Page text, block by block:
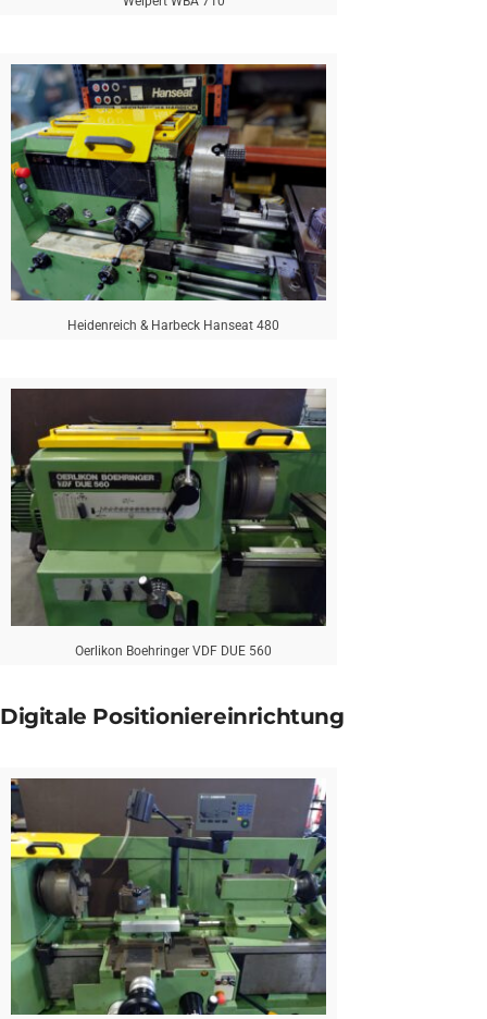
Heidenreich & Harbeck Hanseat 480
Oerlikon Boehringer VDF DUE 560
Digitale Positioniereinrichtung